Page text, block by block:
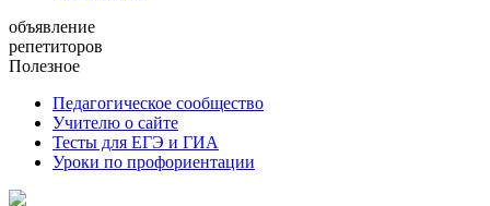
объявление
репетиторов
Полезное
Педагогическое сообщество
Учителю о сайте
Тесты для ЕГЭ и ГИА
Уроки по профориентации